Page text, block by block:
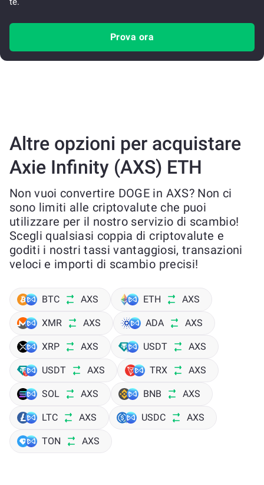
Prova ora
Altre opzioni per acquistare
Axie Infinity (AXS) ETH
Non vuoi convertire DOGE in AXS? Non ci
sono limiti alle criptovalute che puoi
utilizzare per il nostro servizio di scambio!
Scegli qualsiasi coppia di criptovalute e
goditi i nostri tassi vantaggiosi, transazioni
veloci e importi di scambio precisi!
BTC AXS ETH AXS
XMR AXS ADA AXS
XRP AXS USDT AXS
USDT AXS TRX AXS
SOL AXS BNB AXS
LTC AXS USDC AXS
TON AXS